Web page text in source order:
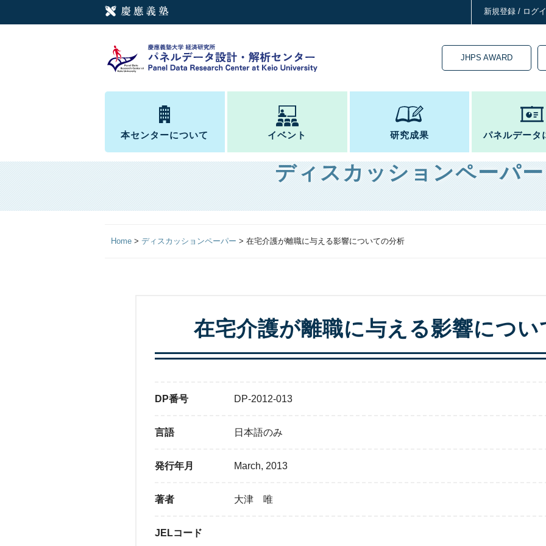
新規登録 / ログ
JHPS AWARD
本センターについて イベント 研究成果 パネルデータ
ディスカッションペーパー
Home > ディスカッションペーパー > 在宅介護が離職に与える影響についての分析
在宅介護が離職に与える影響につい
DP番号 DP-2012-013
言語 日本語のみ
発行年月 March, 2013
著者 大津 唯
JELコード